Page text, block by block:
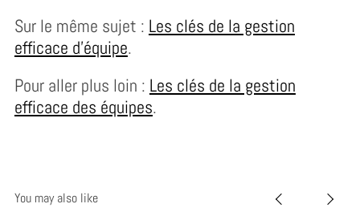
Sur le même sujet : Les clés de la gestion
efficace d’équipe.
Pour aller plus loin : Les clés de la gestion
efficace des équipes.
You may also like